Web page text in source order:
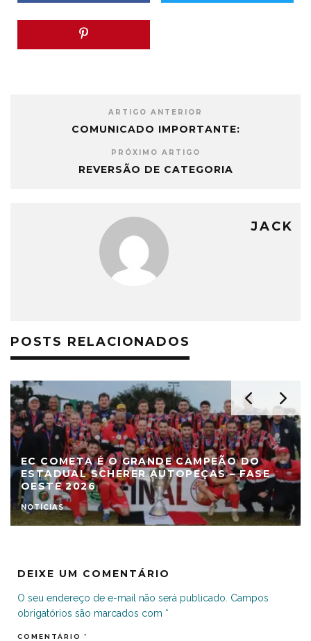
ARTIGO ANTERIOR
COMUNICADO IMPORTANTE:
PRÓXIMO ARTIGO
REVERSÃO DE CATEGORIA
JACK
POSTS RELACIONADOS
EC COMETA É O GRANDE CAMPEÃO DO
ESTADUAL SCHERER AUTOPEÇAS – FASE
OESTE 2026
NOTÍCIAS
DEIXE UM COMENTÁRIO
O seu endereço de e-mail não será publicado. Campos
obrigatórios são marcados com *
COMENTÁRIO *